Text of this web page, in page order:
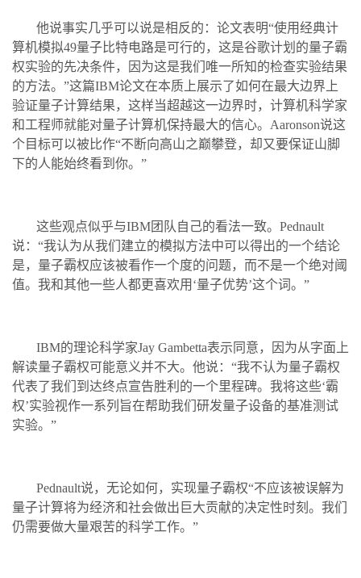
他说事实几乎可以说是相反的：论文表明“使用经典计
算机模拟49量子比特电路是可行的，这是谷歌计划的量子霸
权实验的先决条件，因为这是我们唯一所知的检查实验结果
的方法。”这篇IBM论文在本质上展示了如何在最大边界上
验证量子计算结果，这样当超越这一边界时，计算机科学家
和工程师就能对量子计算机保持最大的信心。Aaronson说这
个目标可以被比作“不断向高山之巅攀登，却又要保证山脚
下的人能始终看到你。”
这些观点似乎与IBM团队自己的看法一致。Pednault
说：“我认为从我们建立的模拟方法中可以得出的一个结论
是，量子霸权应该被看作一个度的问题，而不是一个绝对阈
值。我和其他一些人都更喜欢用‘量子优势’这个词。”
IBM的理论科学家Jay Gambetta表示同意，因为从字面上
解读量子霸权可能意义并不大。他说：“我不认为量子霸权
代表了我们到达终点宣告胜利的一个里程碑。我将这些‘霸
权’实验视作一系列旨在帮助我们研发量子设备的基准测试
实验。”
Pednault说，无论如何，实现量子霸权“不应该被误解为
量子计算将为经济和社会做出巨大贡献的决定性时刻。我们
仍需要做大量艰苦的科学工作。”